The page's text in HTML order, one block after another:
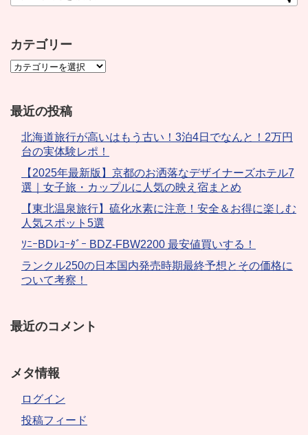
カテゴリー
最近の投稿
北海道旅行が高いはもう古い！3泊4日でなんと！2万円
台の実体験レポ！
【2025年最新版】京都のお洒落なデザイナーズホテル7
選｜女子旅・カップルに人気の映え宿まとめ
【東北温泉旅行】硫化水素に注意！安全＆お得に楽しむ
人気スポット5選
ｿﾆｰBDﾚｺｰﾀﾞｰ BDZ-FBW2200 最安値買いする！
ランクル250の日本国内発売時期最終予想とその価格に
ついて考察！
最近のコメント
メタ情報
ログイン
投稿フィード